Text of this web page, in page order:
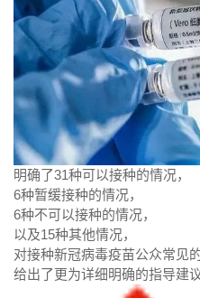
明确了31种可以接种的情况，
6种暂缓接种的情况，
6种不可以接种的情况，
以及15种其他情况，
对接种新冠病毒疫苗公众常见
给出了更为详细明确的指导建议